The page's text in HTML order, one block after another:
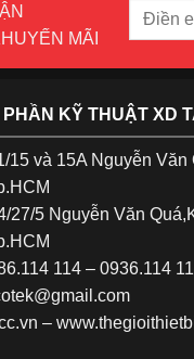
MÃI
PHẦN KỸ THUẬT XD
15 và 15A Nguyễn
27/5 Nguyễn Văn
114 – 0936.114
–